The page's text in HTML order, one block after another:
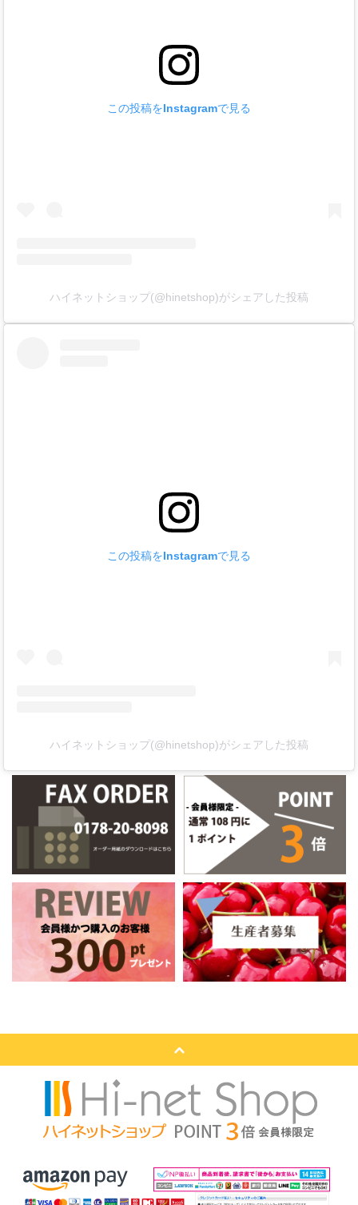
この投稿をInstagramで見る
ハイネットショップ(@hinetshop)がシェアした投稿
この投稿をInstagramで見る
ハイネットショップ(@hinetshop)がシェアした投稿